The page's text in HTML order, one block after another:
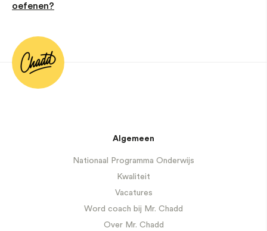
oefenen?
Algemeen
Nationaal Programma Onderwijs
Kwaliteit
Vacatures
Word coach bij Mr. Chadd
Over Mr. Chadd